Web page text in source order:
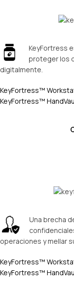
KeyFortress
proteger los
digitalmente.
KeyFortress™
KeyFortress™
Una brecha
operaciones y mellar
KeyFortress™
KeyFortress™